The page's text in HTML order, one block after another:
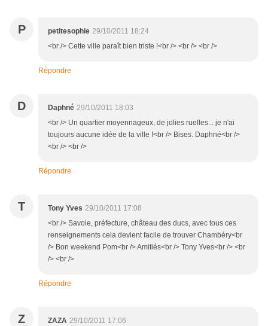
P petitesophie 29/10/2011 18:24
<br /> Cette ville paraît bien triste !<br /> <br /> <br />
Répondre
D Daphné 29/10/2011 18:03
<br /> Un quartier moyennageux, de jolies ruelles... je n'ai
toujours aucune idée de la ville !<br /> Bises. Daphné<br />
<br /> <br />
Répondre
T Tony Yves 29/10/2011 17:08
<br /> Savoie, préfecture, château des ducs, avec tous ces
renseignements cela devient facile de trouver Chambéry<br
/> Bon weekend Pom<br /> Amitiés<br /> Tony Yves<br /> <br
/> <br />
Répondre
Z ZAZA 29/10/2011 17:06